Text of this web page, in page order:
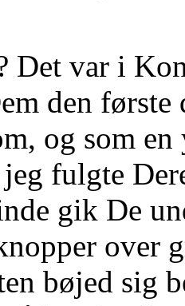
Det var i
den første
og som
fulgte
gik De
over
bøjed sig